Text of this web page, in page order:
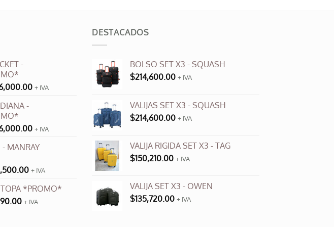
-
El
$6,000.00.
+ IVA
-
El
actual
$6,000.00.
+ IVA
- MANRAY
El
actual
es:
+ IVA
TOPA *PROMO*
El+ IVA
DESTACADOS
BOLSO SET X3 - SQUASH
$214,600.00 + IVA
VALIJAS SET X3 - SQUASH
$214,600.00 + IVA
VALIJA RIGIDA SET X3 - TAG
$150,210.00 + IVA
VALIJA SET X3 - OWEN
$135,720.00 + IVA